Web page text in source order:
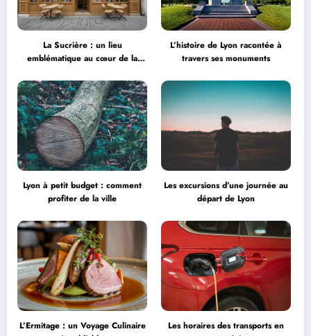
La Sucrière : un lieu
emblématique au cœur de la
L’histoire de Lyon racontée à
travers ses monuments
Lyon à petit budget : comment
profiter de la ville
Les excursions d’une journée au
départ de Lyon
L’Ermitage : un Voyage Culinaire
Les horaires des transports en